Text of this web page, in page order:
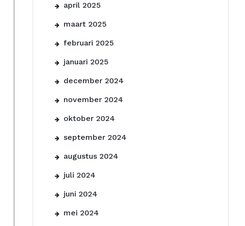
april 2025
maart 2025
februari 2025
januari 2025
december 2024
november 2024
oktober 2024
september 2024
augustus 2024
juli 2024
juni 2024
mei 2024